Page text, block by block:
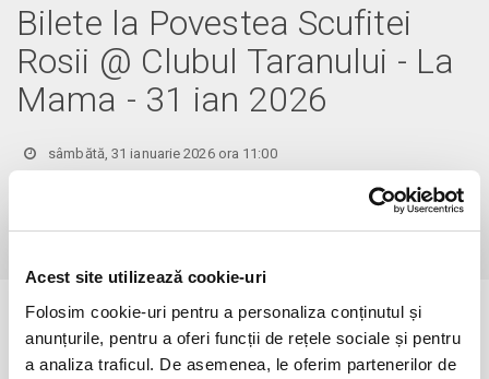
Acest site utilizează cookie-uri
Folosim cookie-uri pentru a personaliza conținutul și
anunțurile, pentru a oferi funcții de rețele sociale și pentru
a analiza traficul. De asemenea, le oferim partenerilor de
Bilete la Povestea Scufitei
Rosii @ Clubul Taranului - La
Mama - 31 ian 2026
sâmbătă, 31 ianuarie 2026 ora 11:00
Evenimentul a expirat.